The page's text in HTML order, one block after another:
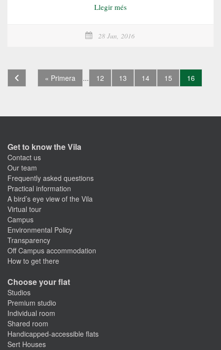
Llegir més
28 Jun, 2016
« Primera ... 12 13 14 15 16
Get to know the Vila
Contact us
Our team
Frequently asked questions
Practical information
A bird’s eye view of the Vila
Virtual tour
Campus
Environmental Policy
Transparency
Off Campus accommodation
How to get there
Choose your flat
Studios
Premium studio
Individual room
Shared room
Handicapped-accessible flats
Sert Houses